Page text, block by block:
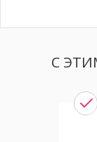
С